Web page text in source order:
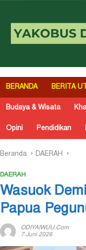
BERANDA BERITA
Budaya & Wisata
Opini Pendidikan
Beranda DAERAH
DAERAH
Wasuok
Papua
ODIYAIWUU.com
7 Juni 2026